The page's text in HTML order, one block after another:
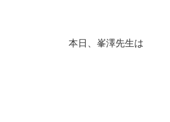
本日、峯澤先生は